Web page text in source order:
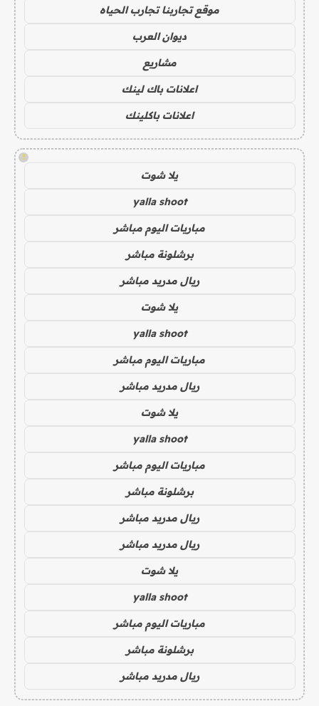
موقع تجاربنا تجارب الحياه
ديوان العرب
مشاريع
اعلانات باك لينك
اعلانات باكلينك
!
يلا شوت
yalla shoot
مباريات اليوم مباشر
برشلونة مباشر
ريال مدريد مباشر
يلا شوت
yalla shoot
مباريات اليوم مباشر
ريال مدريد مباشر
يلا شوت
yalla shoot
مباريات اليوم مباشر
برشلونة مباشر
ريال مدريد مباشر
ريال مدريد مباشر
يلا شوت
yalla shoot
مباريات اليوم مباشر
برشلونة مباشر
ريال مدريد مباشر